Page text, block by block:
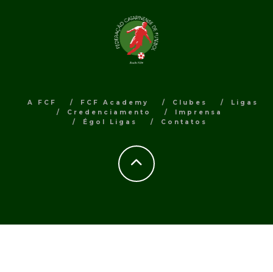
A FCF FCF Academy Clubes
Ligas
Credenciamento
Imprensa
Égol Ligas
Contatos